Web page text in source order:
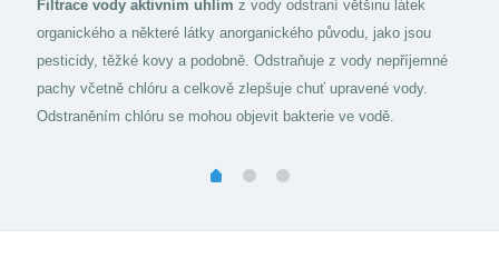
Filtrace vody aktivním uhlím z vody odstraní většinu látek
organického a některé látky anorganického původu, jako jsou
pesticidy, těžké kovy a podobně. Odstraňuje z vody nepříjemné
pachy včetně chlóru a celkově zlepšuje chuť upravené vody.
Odstraněním chlóru se mohou objevit bakterie ve vodě.